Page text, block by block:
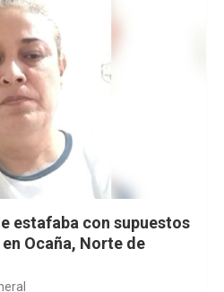
estafaba con supuestos
Ocaña, Norte de